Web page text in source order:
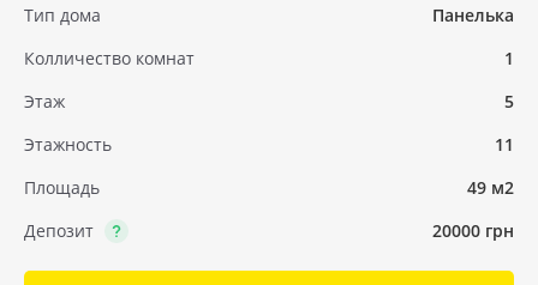
Тип дома
Панелька
Колличество комнат
1
Этаж
5
Этажность
11
Площадь
49 м2
Депозит
20000 грн